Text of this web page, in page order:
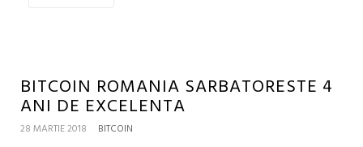
BITCOIN ROMANIA SARBATORESTE 4
ANI DE EXCELENTA
28 MARTIE 2018 BITCOIN